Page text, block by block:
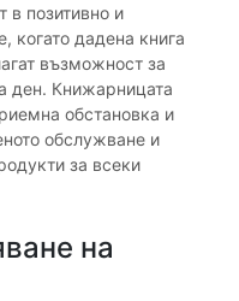
в позитивно и
когато дадена книга
възможност за
ден. Книжарницата
обстановка и
обслужване и
за всеки
на